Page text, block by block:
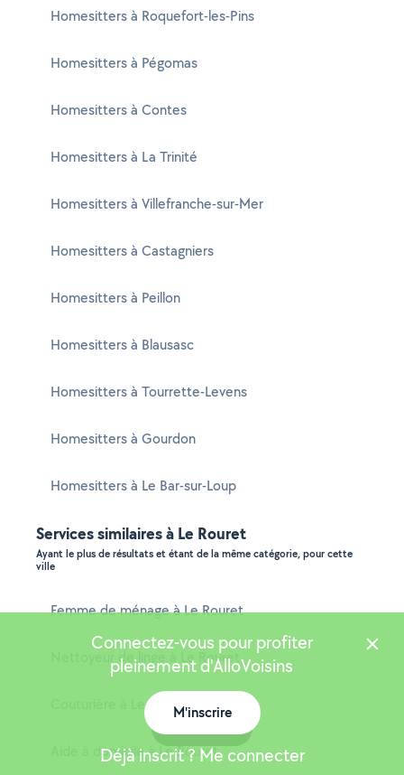
Homesitters à Roquefort-les-Pins
Homesitters à Pégomas
Homesitters à Contes
Homesitters à La Trinité
Homesitters à Villefranche-sur-Mer
Homesitters à Castagniers
Homesitters à Peillon
Homesitters à Blausasc
Homesitters à Tourrette-Levens
Homesitters à Gourdon
Homesitters à Le Bar-sur-Loup
Services similaires à Le Rouret
Ayant le plus de résultats et étant de la même catégorie, pour cette
ville
Femme de ménage à Le Rouret
Nettoyeur de linge à Le Rouret
Couturière à Le Rouret
Aide à domicile à Le Rouret
Connectez-vous pour profiter
pleinement d'AlloVoisins
M'inscrire
Déjà inscrit ? Me connecter